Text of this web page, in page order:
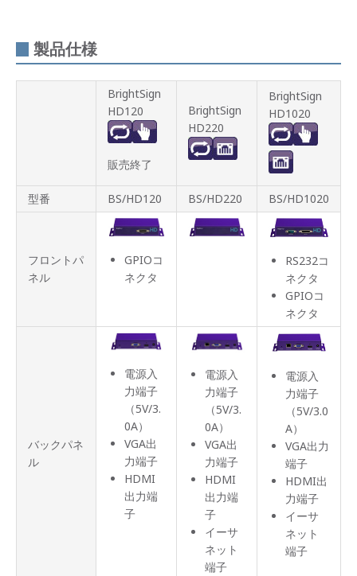
製品仕様
BrightSign
HD120
販売終了
BrightSign
HD220
BrightSign
HD1020
型番 BS/HD120 BS/HD220 BS/HD1020
フロントパ
ネル
GPIOコ
ネクタ
RS232コ
ネクタ
GPIOコ
ネクタ
バックパネ
ル
電源入
力端子
（5V/3.
0A）
VGA出
力端子
HDMI
出力端
子
電源入
力端子
（5V/3.
0A）
VGA出
力端子
HDMI
出力端
子
イーサ
ネット
端子
電源入
力端子
（5V/3.0
A）
VGA出力
端子
HDMI出
力端子
イーサ
ネット
端子